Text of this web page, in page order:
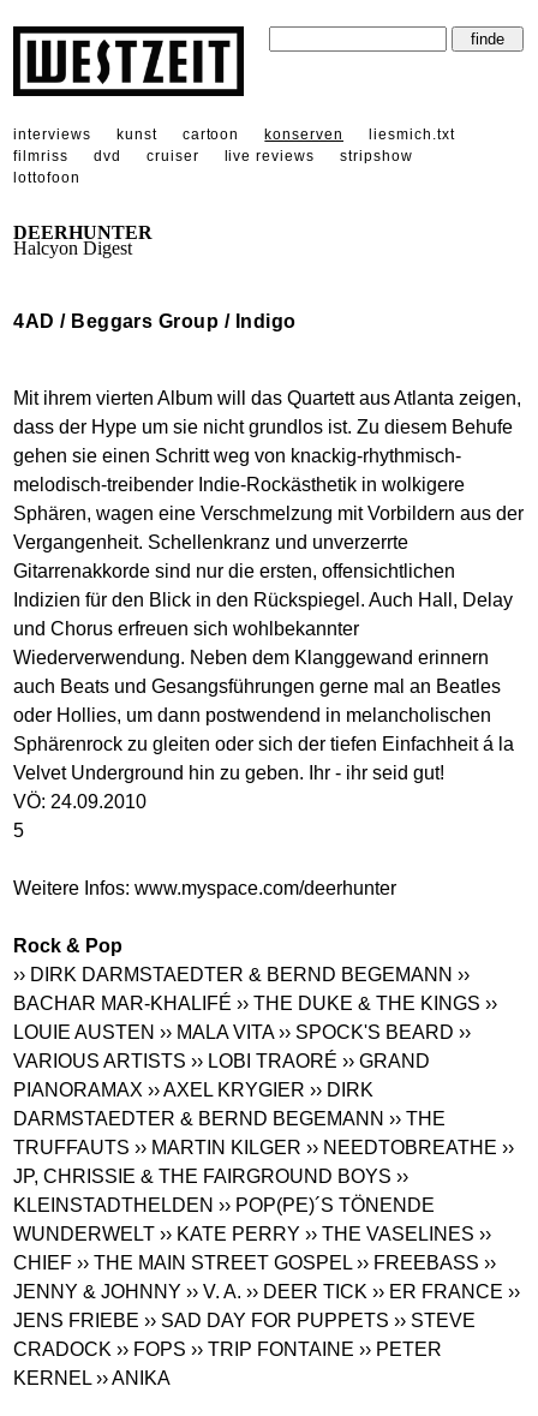
interviews kunst cartoon konserven
liesmich.txt
filmriss
dvd cruiser live reviews
stripshow
lottofoon
DEERHUNTER
Halcyon Digest
4AD / Beggars Group / Indigo
Mit ihrem vierten Album will das Quartett aus Atlanta zeigen,
dass der Hype um sie nicht grundlos ist. Zu diesem Behufe
gehen sie einen Schritt weg von knackig-rhythmisch-
melodisch-treibender Indie-Rockästhetik in wolkigere
Sphären, wagen eine Verschmelzung mit Vorbildern aus der
Vergangenheit. Schellenkranz und unverzerrte
Gitarrenakkorde sind nur die ersten, offensichtlichen
Indizien für den Blick in den Rückspiegel. Auch Hall, Delay
und Chorus erfreuen sich wohlbekannter
Wiederverwendung. Neben dem Klanggewand erinnern
auch Beats und Gesangsführungen gerne mal an Beatles
oder Hollies, um dann postwendend in melancholischen
Sphärenrock zu gleiten oder sich der tiefen Einfachheit á la
Velvet Underground hin zu geben. Ihr - ihr seid gut!
VÖ: 24.09.2010
5
Weitere Infos:www.myspace.com/deerhunter
Rock & Pop
›› DIRK DARMSTAEDTER & BERND BEGEMANN ››
BACHAR MAR-KHALIFÉ ›› THE DUKE & THE KINGS ››
LOUIE AUSTEN ›› MALA VITA ›› SPOCK'S BEARD ››
VARIOUS ARTISTS ›› LOBI TRAORÉ ›› GRAND
PIANORAMAX ›› AXEL KRYGIER ›› DIRK
DARMSTAEDTER & BERND BEGEMANN ›› THE
TRUFFAUTS ›› MARTIN KILGER ›› NEEDTOBREATHE ››
JP, CHRISSIE & THE FAIRGROUND BOYS ››
KLEINSTADTHELDEN ›› POP(PE)´S TÖNENDE
WUNDERWELT ›› KATE PERRY ›› THE VASELINES ››
CHIEF ›› THE MAIN STREET GOSPEL ›› FREEBASS ››
JENNY & JOHNNY ›› V. A. ›› DEER TICK ›› ER FRANCE ››
JENS FRIEBE ›› SAD DAY FOR PUPPETS ›› STEVE
CRADOCK ›› FOPS ›› TRIP FONTAINE ›› PETER
KERNEL ›› ANIKA